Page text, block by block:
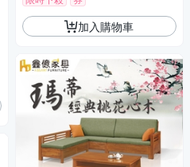
加入購物車